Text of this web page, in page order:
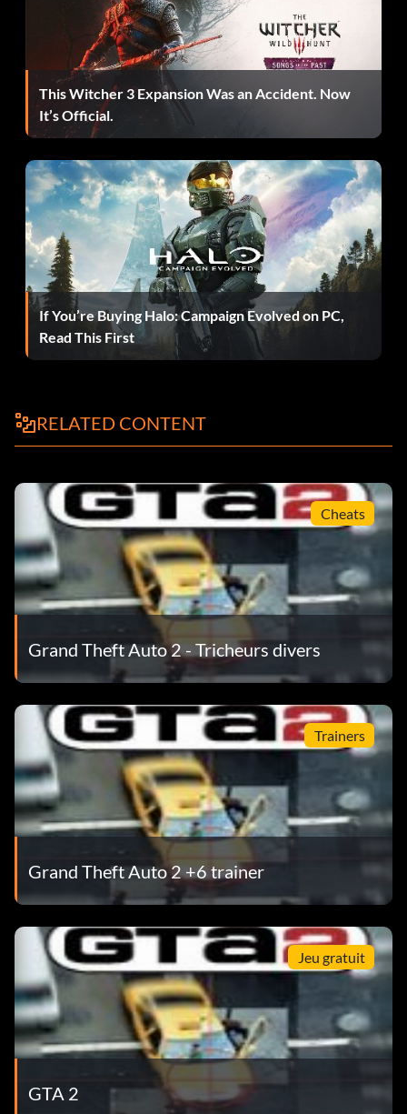
This Witcher 3 Expansion Was an Accident. Now
It’s Official.
If You’re Buying Halo: Campaign Evolved on PC,
Read This First
RELATED CONTENT
Cheats
Grand Theft Auto 2 - Tricheurs divers
Trainers
Grand Theft Auto 2 +6 trainer
Jeu gratuit
GTA 2